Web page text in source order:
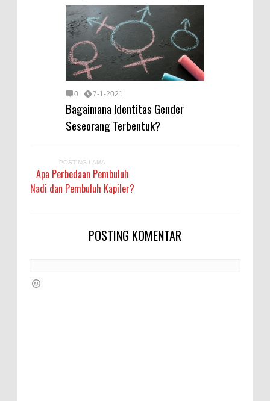
0 7-1-2021
Bagaimana Identitas Gender
Seseorang Terbentuk?
POSTING LAMA
Apa Perbedaan Pembuluh
Nadi dan Pembuluh Kapiler?
POSTING KOMENTAR